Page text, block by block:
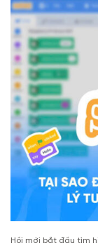
Hồi mới bắt đầu tìm